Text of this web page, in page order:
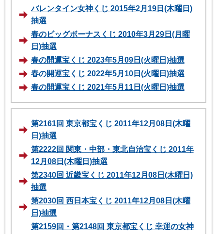
バレンタイン女神くじ 2015年2月19日(木曜日)
抽選
春のビッグボーナスくじ 2010年3月29日(月曜
日)抽選
春の開運宝くじ 2023年5月09日(火曜日)抽選
春の開運宝くじ 2022年5月10日(火曜日)抽選
春の開運宝くじ 2021年5月11日(火曜日)抽選
第2161回 東京都宝くじ 2011年12月08日(木曜
日)抽選
第2222回 関東・中部・東北自治宝くじ 2011年
12月08日(木曜日)抽選
第2340回 近畿宝くじ 2011年12月08日(木曜日)
抽選
第2030回 西日本宝くじ 2011年12月08日(木曜
日)抽選
第2159回・第2148回 東京都宝くじ 幸運の女神